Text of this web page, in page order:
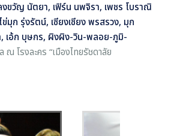
ขวัญ นัตยา, เฟิร์น นพจิรา, เพชร โบราณิ
ก รุ่งรัตน์, เซียงเซียง พรสรวง, มุก
เอ้ก บุษกร, ผิงผิง-วิน-พลอย-ภูมิ-
ณ โรงละคร “เมืองไทยรัชดาลัย